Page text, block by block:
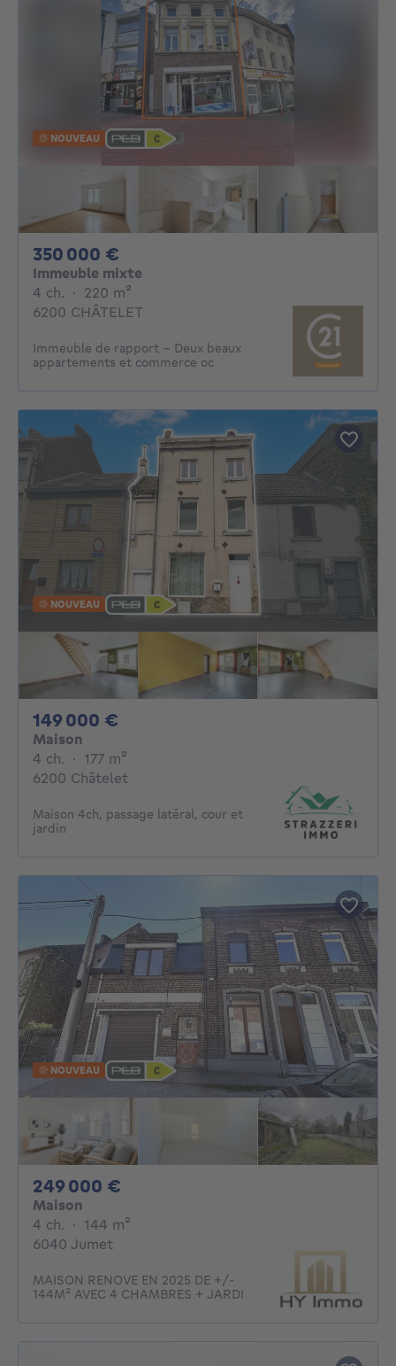
NOUVEAU
350 000 €
Immeuble mixte
4 ch. 4 chambres
· 220 m²
6200 CHÂTELET
Immeuble de rapport - Deux beaux
appartements et commerce oc
NOUVEAU
149 000 €
Maison
4 ch. 4 chambres
· 177 m²
6200 Châtelet
Maison 4ch, passage latéral, cour et
jardin
NOUVEAU
249 000 €
Maison
4 ch. 4 chambres
· 144 m²
6040 Jumet
MAISON RENOVE EN 2025 DE +/-
144M² AVEC 4 CHAMBRES + JARDI